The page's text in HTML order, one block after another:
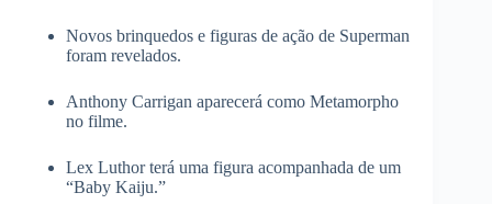
Novos brinquedos e figuras de ação de Superman
foram revelados.
Anthony Carrigan aparecerá como Metamorpho
no filme.
Lex Luthor terá uma figura acompanhada de um
“Baby Kaiju.”